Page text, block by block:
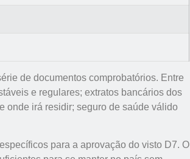
de documentos comprobatórios. Entre
e regulares; extratos bancários dos
onde irá residir; seguro de saúde válido
para a aprovação do visto D7. O